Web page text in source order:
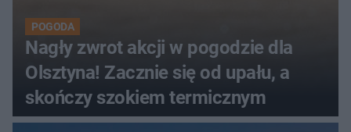
POGODA
Nagły zwrot akcji w pogodzie dla
Olsztyna! Zacznie się od upału, a
skończy szokiem termicznym